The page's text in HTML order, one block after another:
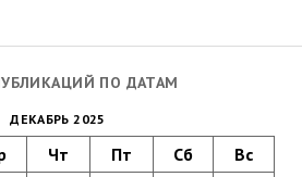
ПО ДАТАМ
ДЕКАБРЬ 2025
Чт Пт Сб Вс